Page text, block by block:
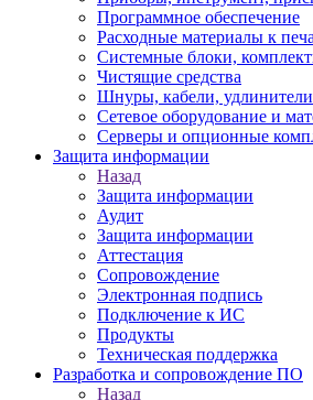
Программное обеспечение
Расходные материалы к
Системные блоки,
Чистящие средства
Шнуры, кабели, удлинители
Сетевое оборудование и
Серверы и опционные
Защита информации
Назад
Защита информации
Аудит
Защита информации
Аттестация
Сопровождение
Электронная подпись
Подключение к ИС
Продукты
Техническая поддержка
Разработка и сопровождение ПО
Назад